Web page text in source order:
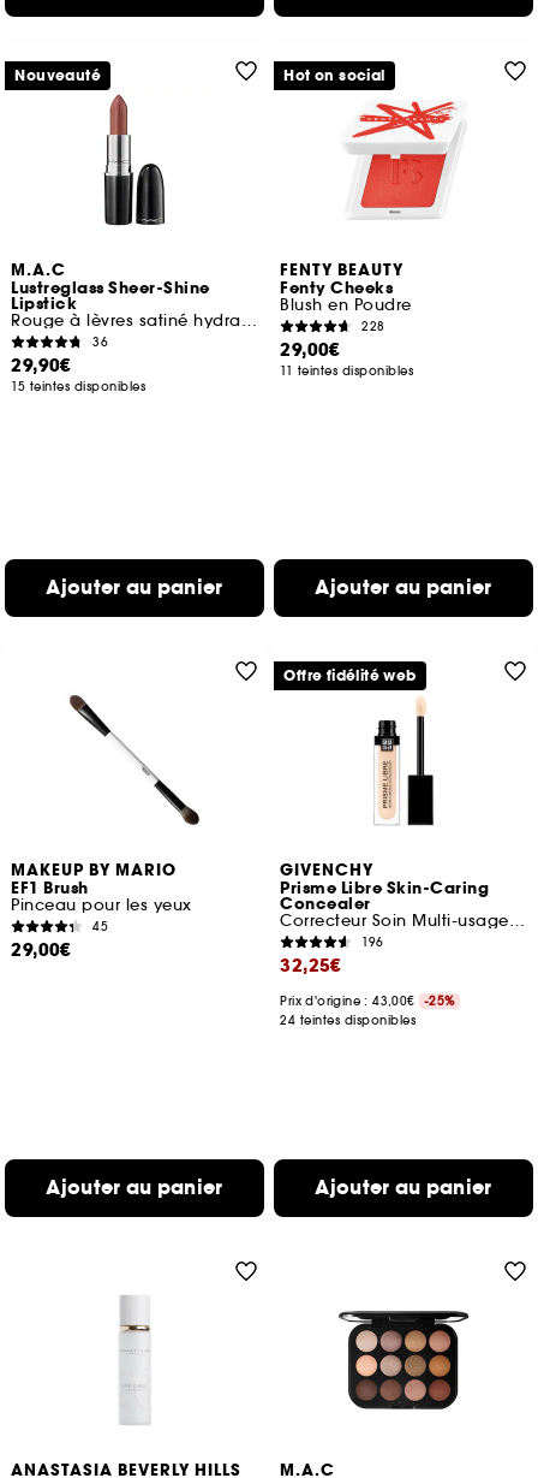
M.A.C
Lustreglass Sheer-Shine
Lipstick
Rouge à lèvres satiné hydratant
36
29,90€
15 teintes disponibles
Ajouter au panier
Nouveauté
FENTY BEAUTY
Fenty Cheeks
Blush en Poudre
228
29,00€
11 teintes disponibles
Ajouter au panier
Hot on social
MAKEUP BY MARIO
EF1 Brush
Pinceau pour les yeux
45
29,00€
Ajouter au panier
GIVENCHY
Prisme Libre Skin-Caring
Concealer
Correcteur Soin Multi-usage Longue Tenue
196
32,25€
Prix d'origine : 43,00€
-25%
24 teintes disponibles
Ajouter au panier
Offre fidélité web
ANASTASIA BEVERLY HILLS
M.A.C